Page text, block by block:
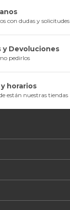
con dudas y solicitudes
y Devoluciones
pedirlos
horarios
están nuestras tiendas